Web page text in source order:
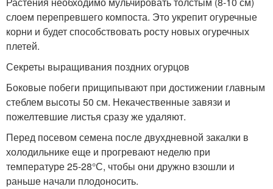
слоем перепревшего компоста. Это укрепит огуречные
корни и будет способствовать росту новых огуречных
плетей.
Секреты выращивания поздних огурцов
Боковые побеги прищипывают при достижении главным
стеблем высоты 50 см. Некачественные завязи и
пожелтевшие листья сразу же удаляют.
Перед посевом семена после двухдневной закалки в
холодильнике еще и прогревают неделю при
температуре 25-28°С, чтобы они дружно взошли и
раньше начали плодоносить.